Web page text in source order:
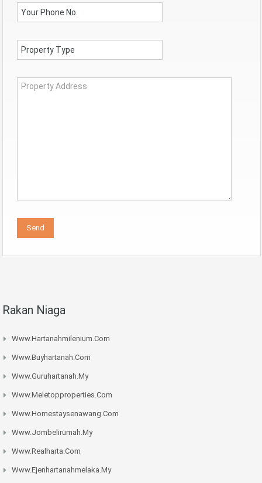
Rakan Niaga
Www.hartanahmilenium.com
Www.buyhartanah.com
Www.guruhartanah.my
Www.meletopproperties.com
Www.homestaysenawang.com
Www.jombelirumah.my
Www.realharta.com
Www.ejenhartanahmelaka.my